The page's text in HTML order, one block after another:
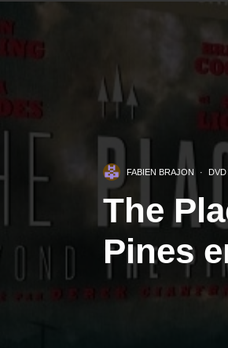
FABIEN BRAJON ·
The
Pines